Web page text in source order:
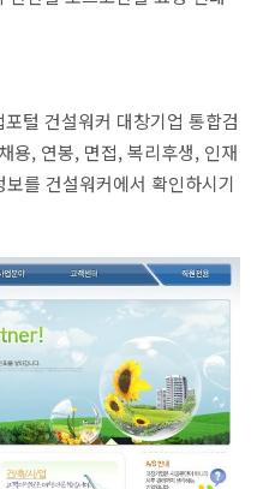
털 건설워커 대창기업 통합검
용, 연봉, 면접, 복리후생, 인재
를 건설워커에서 확인하시기